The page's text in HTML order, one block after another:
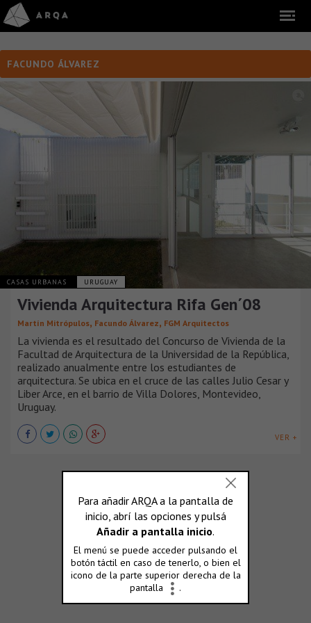
FACUNDO ÁLVAREZ
CASAS URBANAS URUGUAY
Vivienda Arquitectura Rifa Gen´08
Martín Mitrópulos, Facundo Álvarez, FGM Arquitectos
La vivienda es el resultado del Concurso de Vivienda de la
Facultad de Arquitectura de la Universidad de la República,
realizado anualmente entre los estudiantes de
arquitectura. Se ubica en el cruce de las calles Julio Cesar y
Liber Arce, en el barrio de Villa Dolores, Montevideo,
Uruguay.
VER +